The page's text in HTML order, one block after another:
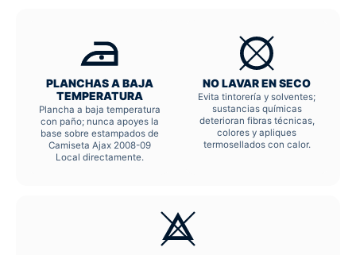
PLANCHAS A BAJA
TEMPERATURA
Plancha a baja temperatura
con paño; nunca apoyes la
base sobre estampados de
Camiseta Ajax 2008-09
Local directamente.
NO LAVAR EN SECO
Evita tintorería y solventes;
sustancias químicas
deterioran fibras técnicas,
colores y apliques
termosellados con calor.